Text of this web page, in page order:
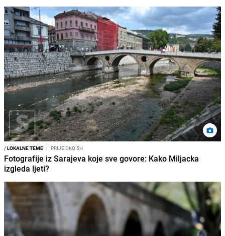
/LOKALNE TEME I PRIJE OKO 5H
Fotografije iz Sarajeva koje sve govore: Kako Miljacka
izgleda ljeti?